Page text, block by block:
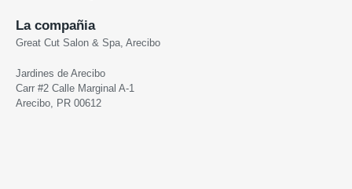
La compañia
Great Cut Salon & Spa, Arecibo
Jardines de Arecibo
Carr #2 Calle Marginal A-1
Arecibo, PR 00612